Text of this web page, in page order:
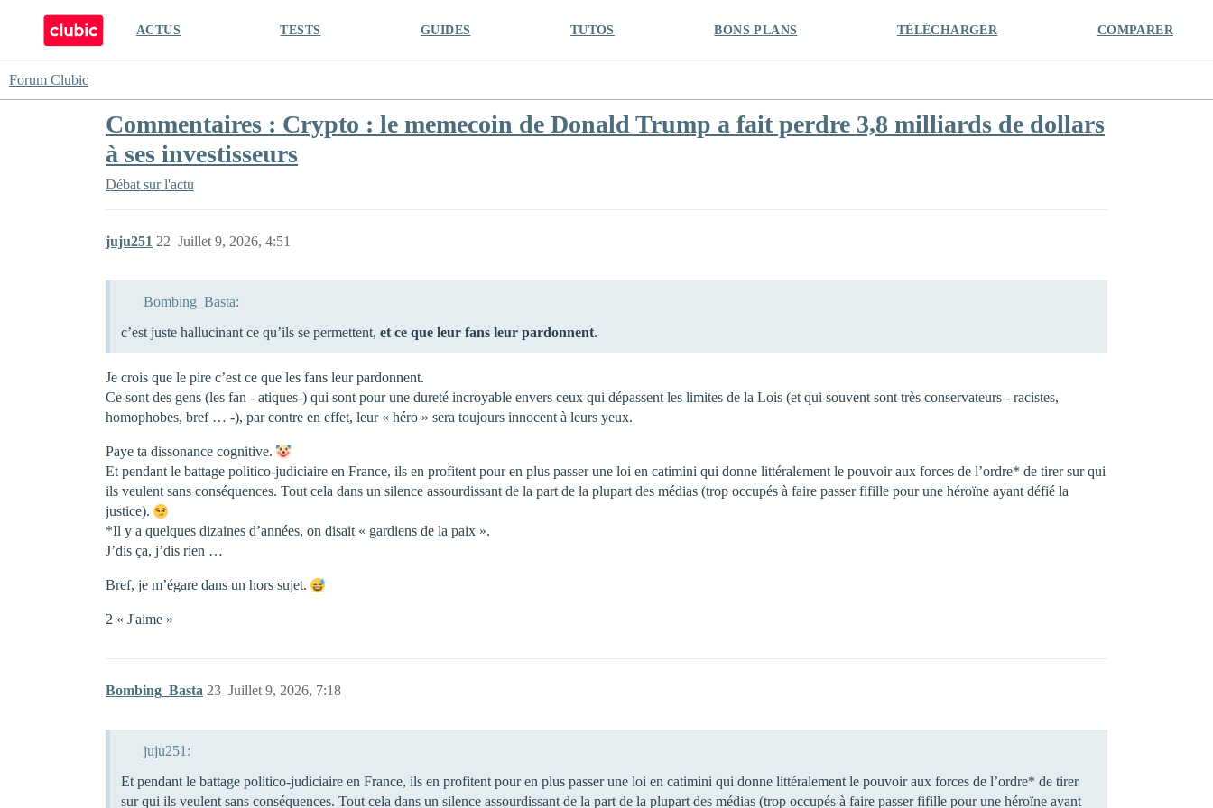
ACTUS TESTS GUIDES TUTOS BONS PLANS TÉLÉCHARGER COMPARER
Forum Clubic
Commentaires : Crypto : le memecoin de Donald Trump a fait perdre 3,8 milliards de dollars
à ses investisseurs
Débat sur l'actu
juju251 Juillet 9, 2026, 4:51
22
Bombing_Basta:
c’est juste hallucinant ce qu’ils se permettent, et ce que leur fans leur pardonnent.
Je crois que le pire c’est ce que les fans leur pardonnent.
Ce sont des gens (les fan - atiques-) qui sont pour une dureté incroyable envers ceux qui dépassent les limites de la Lois (et qui souvent sont très conservateurs - racistes,
homophobes, bref … -), par contre en effet, leur « héro » sera toujours innocent à leurs yeux.
Paye ta dissonance cognitive.
Et pendant le battage politico-judiciaire en France, ils en profitent pour en plus passer une loi en catimini qui donne littéralement le pouvoir aux forces de l’ordre* de tirer sur qui
ils veulent sans conséquences. Tout cela dans un silence assourdissant de la part de la plupart des médias (trop occupés à faire passer fifille pour une héroïne ayant défié la
justice).
*Il y a quelques dizaines d’années, on disait « gardiens de la paix ».
J’dis ça, j’dis rien …
Bref, je m’égare dans un hors sujet.
2 « J'aime »
Bombing_Basta Juillet 9, 2026, 7:18
23
juju251:
Et pendant le battage politico-judiciaire en France, ils en profitent pour en plus passer une loi en catimini qui donne littéralement le pouvoir aux forces de l’ordre* de tirer
sur qui ils veulent sans conséquences. Tout cela dans un silence assourdissant de la part de la plupart des médias (trop occupés à faire passer fifille pour une héroïne ayant